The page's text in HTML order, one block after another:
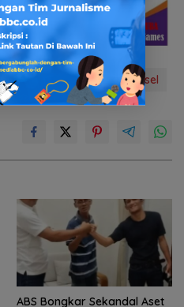
pmpb muba pmpb Sumsel
ABS Bongkar Sekandal Aset